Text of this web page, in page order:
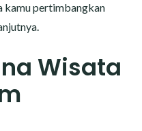
kamu pertimbangkan
Wisata